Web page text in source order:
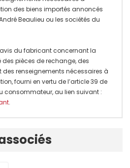
des biens importés annoncés
Beaulieu ou les sociétés du
du fabricant concernant la
pièces de rechange, des
des renseignements nécessaires à
fourni en vertu de l’article 39 de
consommateur, au lien suivant :
.